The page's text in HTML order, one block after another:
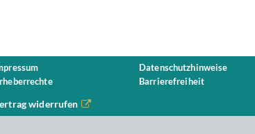
Datenschutzhinweise
Barrierefreiheit
widerrufen